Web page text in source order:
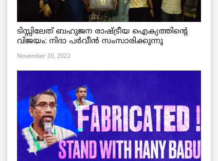
ടിസ്സിലേത് ബഹുജന രാഷ്ട്രീയ ഐക്യത്തിന്റെ
വിജയം: നിദാ പർവീൻ സംസാരിക്കുന്നു
November 20, 2022